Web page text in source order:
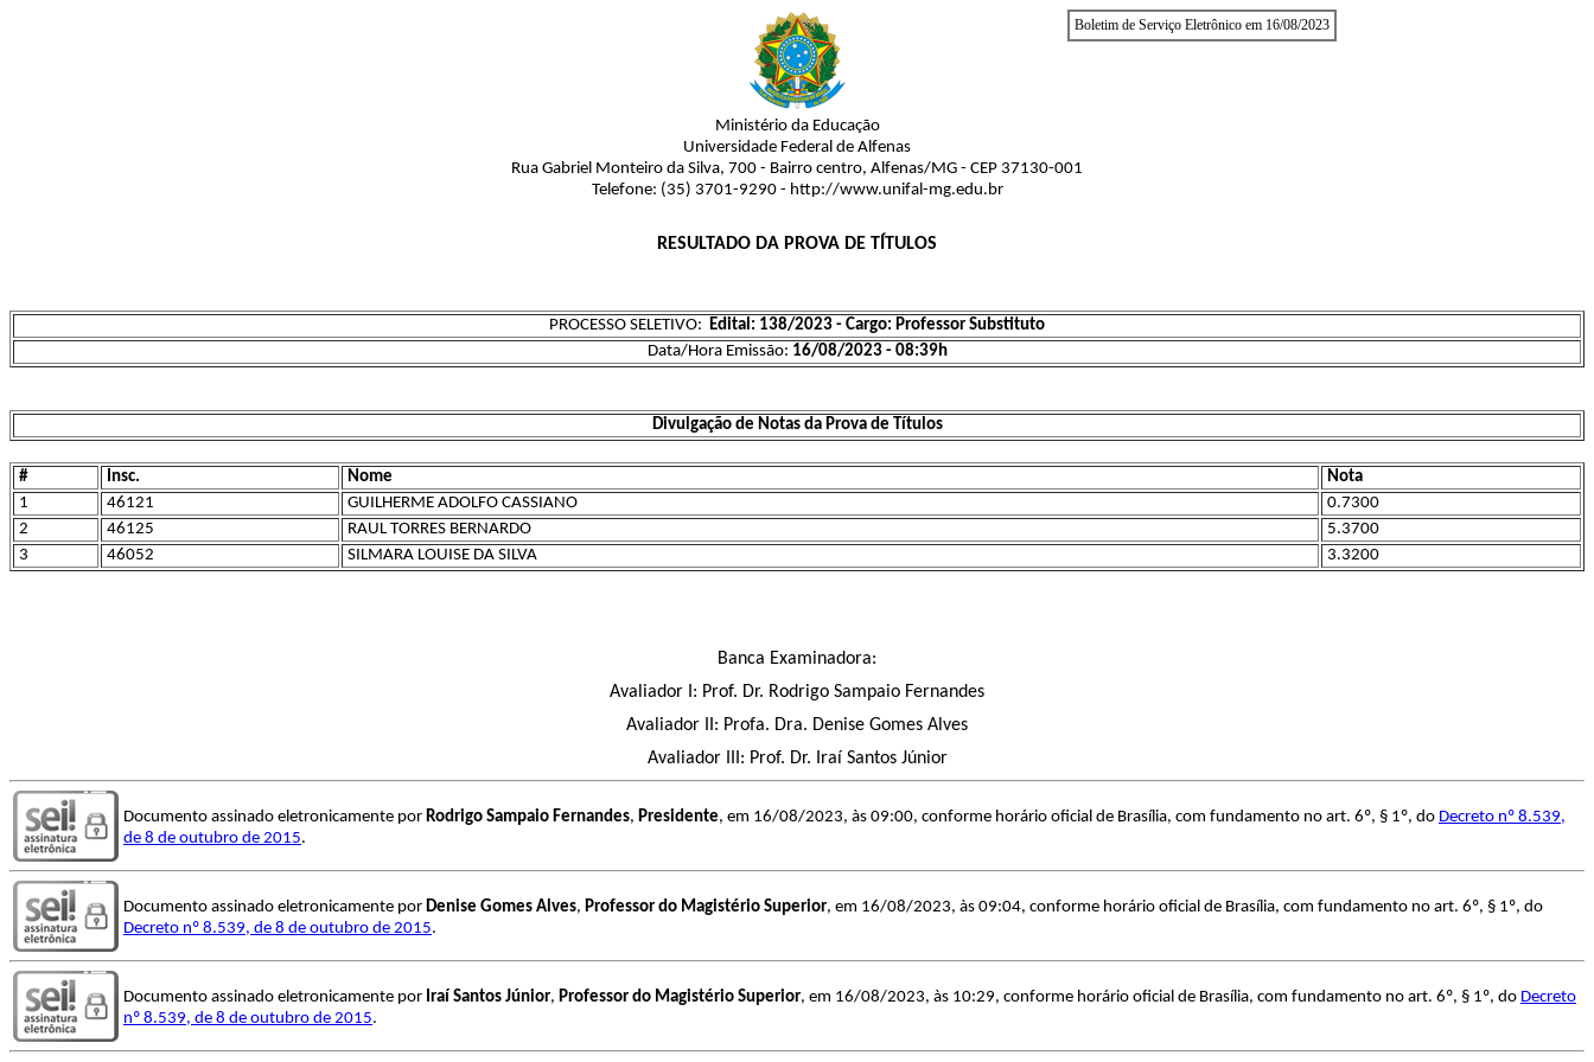
Boletim de Serviço Eletrônico em 16/08/2023
Ministério da Educação
Universidade Federal de Alfenas
Rua Gabriel Monteiro da Silva, 700 - Bairro centro, Alfenas/MG - CEP 37130-001
Telefone: (35) 3701-9290 - http://www.unifal-mg.edu.br
RESULTADO DA PROVA DE TÍTULOS
PROCESSO SELETIVO: Edital: 138/2023 - Cargo: Professor Substituto
Data/Hora Emissão: 16/08/2023 - 08:39h
Divulgação de Notas da Prova de Títulos
# Insc. Nome
Nota
1
46121 GUILHERME ADOLFO CASSIANO
0.7300
2
46125 RAUL TORRES BERNARDO
5.3700
3
46052 SILMARA LOUISE DA SILVA 3.3200
Banca Examinadora:
Avaliador I: Prof. Dr. Rodrigo Sampaio Fernandes
Avaliador II: Profa. Dra. Denise Gomes Alves
Avaliador III: Prof. Dr. Iraí Santos Júnior
Documento assinado eletronicamente por Rodrigo Sampaio Fernandes, Presidente, em 16/08/2023, às 09:00, conforme horário oficial de Brasília, com fundamento no art. 6º, § 1º, do Decreto nº 8.539,
de 8 de outubro de 2015.
Documento assinado eletronicamente por Denise Gomes Alves, Professor do Magistério Superior, em 16/08/2023, às 09:04, conforme horário oficial de Brasília, com fundamento no art. 6º, § 1º, do
Decreto nº 8.539, de 8 de outubro de 2015.
Documento assinado eletronicamente por Iraí Santos Júnior, Professor do Magistério Superior, em 16/08/2023, às 10:29, conforme horário oficial de Brasília, com fundamento no art. 6º, § 1º, do Decreto
nº 8.539, de 8 de outubro de 2015.